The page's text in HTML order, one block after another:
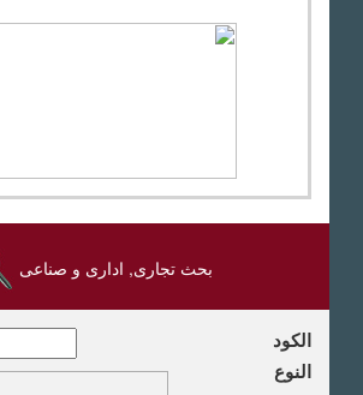
بحث تجارى, ادارى و صناعى
الكود
النوع